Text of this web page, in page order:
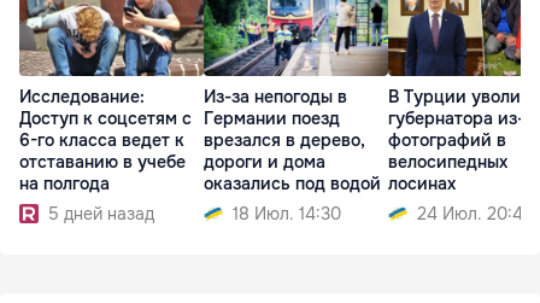
Исследование:
Доступ к соцсетям с
6-го класса ведет к
отставанию в учебе
на полгода
5 дней назад
Из-за непогоды в
Германии поезд
врезался в дерево,
дороги и дома
оказались под водой
18 Июл. 14:30
В Турции уволили
губернатора из-
фотографий в
велосипедных
лосинах
24 Июл. 20:45